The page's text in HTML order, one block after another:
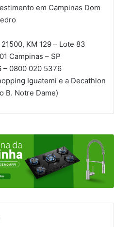
em Campinas Dom
KM 129 – Lote 83
Campinas – SP
– 0800 020 5376
Iguatemi e a Decathlon
B. Notre Dame)